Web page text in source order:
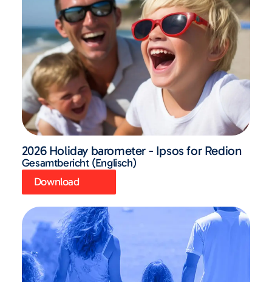
2026 Holiday barometer - Ipsos for Redion
Gesamtbericht (Englisch)
Download